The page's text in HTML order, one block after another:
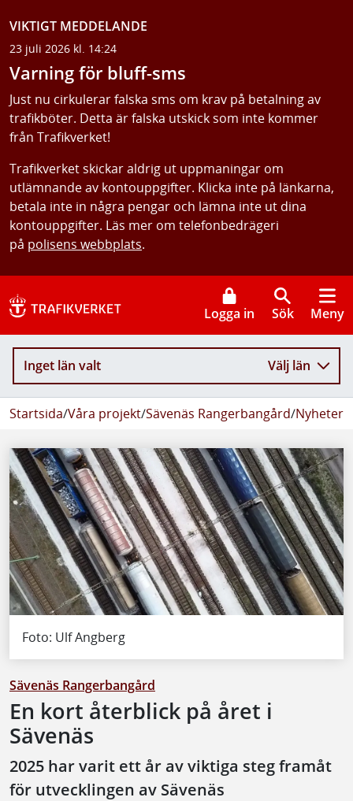
VIKTIGT MEDDELANDE
23 juli 2026 kl. 14:24
Varning för bluff-sms
Just nu cirkulerar falska sms om krav på betalning av
trafikböter. Detta är falska utskick som inte kommer
från Trafikverket!
Trafikverket skickar aldrig ut uppmaningar om
utlämnande av kontouppgifter. Klicka inte på länkarna,
betala inte in några pengar och lämna inte ut dina
kontouppgifter. Läs mer om telefonbedrägeri
på polisens webbplats.
Logga in Sök Meny
Inget län valt Välj län
Startsida/Våra projekt/Sävenäs Rangerbangård/Nyheter
Foto: Ulf Angberg
Sävenäs Rangerbangård
En kort återblick på året i
Sävenäs
2025 har varit ett år av viktiga steg framåt
för utvecklingen av Sävenäs